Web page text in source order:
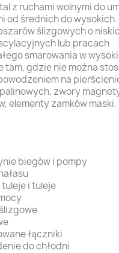
z ruchami wolnymi do
od średnich do
ślizgowych o
lub pracach
smarowania w
gdzie nie można
na
zwory
elementy zamków maski.
biegów i pompy
i tuleje
łączniki
do chłodni